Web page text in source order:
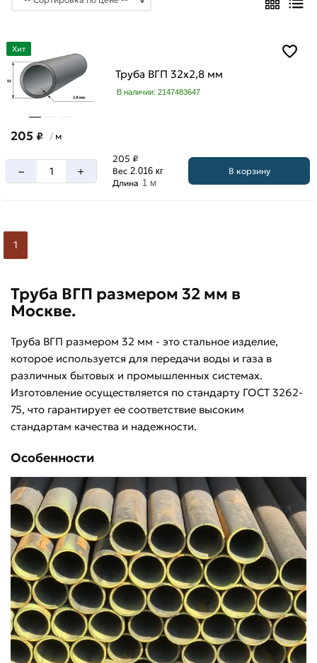
Хит
Труба ВГП 32х2,8 мм
В наличии: 2147483647
205 ₽ / м
– +
205 ₽
Вес 2.016 кг
Длина 1 м
В корзину
1
Труба ВГП размером 32 мм в
Москве.
Труба ВГП размером 32 мм - это стальное изделие,
которое используется для передачи воды и газа в
различных бытовых и промышленных системах.
Изготовление осуществляется по стандарту ГОСТ 3262-
75, что гарантирует ее соответствие высоким
стандартам качества и надежности.
Особенности